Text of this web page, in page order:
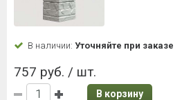
В наличии: Уточняйте при заказе
757 руб. / шт.
В корзину